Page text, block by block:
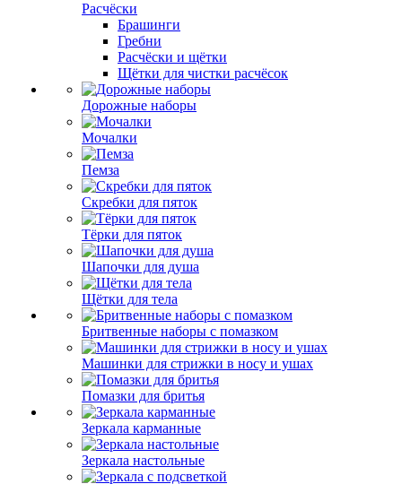
Расчёски
Брашинги
Гребни
Расчёски и щётки
Щётки для чистки расчёсок
Дорожные наборы
Мочалки
Пемза
Скребки для пяток
Тёрки для пяток
Шапочки для душа
Щётки для тела
Бритвенные наборы с помазком
Машинки для стрижки в носу и ушах
Помазки для бритья
Зеркала карманные
Зеркала настольные